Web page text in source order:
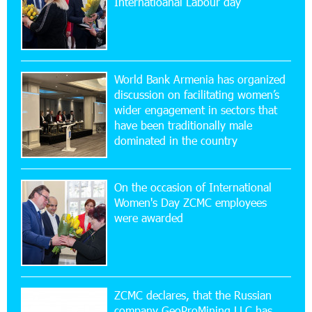
Ucom Supports the Installation of a 15 kW Solar
Power Plant at the Vayk Sports School
New Financial Skills at the Davidbek Games:
Idram&IDBank
17:52:52 20-07-2026
CashIn Services at AraratBank ATMs: Fast,
Simple, and Secure
16:29:04 20-07-2026
Ucom Sales and Service Center Reopens at 3/47
Yerevanyan Street in Yeghvard
tickets: Idram&IDBank
World Bank Armenia has organized
discussion on facilitating women’s
wider engagement in sectors that
have been traditionally male
dominated in the country
On the occasion of International
Women's Day ZCMC employees
were awarded
ZCMC declares, that the Russian